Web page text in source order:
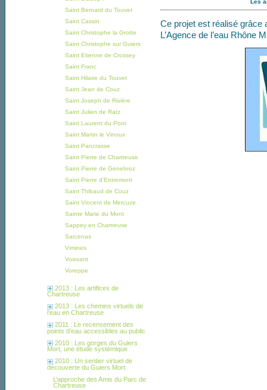
Les
Ce projet est réalisé grâce
L’Agence de l’eau Rhône
Saint Bernard du Touvet
Saint Cassin
Saint Christophe la Grotte
Saint Christophe sur Guiers
Saint Etienne de Crossey
Saint Franc
Saint Hilaire du Touvet
Saint Jean de Couz
Saint Joseph de Rivière
Saint Julien de Ratz
Saint Laurent du Pont
Saint Martin le Vinoux
Saint Pancrasse
Saint Pierre de Chartreuse
Saint Pierre de Genebroz
Saint Pierre d’Entremont
Saint Thibaud de Couz
Saint Vincent de Mercuze
Sainte Marie du Mont
Sappey en Chartreuse
Sarcenas
Vimines
Voissant
Voreppe
2013 : Les artifices de
Chartreuse
2013 : Les chemins virtuels de
l’eau en Chartreuse
2011 : Le recensement des
points d’eau accessibles au public
2010 : Les gorges du Guiers
Mort, une étude systémique
2010 : Un sentier virtuel de
découverte du Guiers Mort
L’approche des Amis du Parc de
Chartreuse